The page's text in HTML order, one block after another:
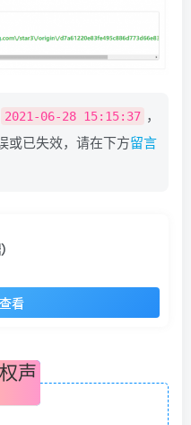
2021-06-28 15:15:37 ，
或已失效，请在下方留言
看
声